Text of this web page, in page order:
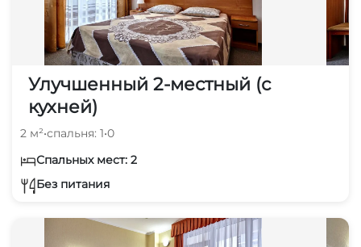
Улучшенный 2-местный (с
кухней)
2 м²•спальня: 1•0
Спальных мест: 2
Без питания